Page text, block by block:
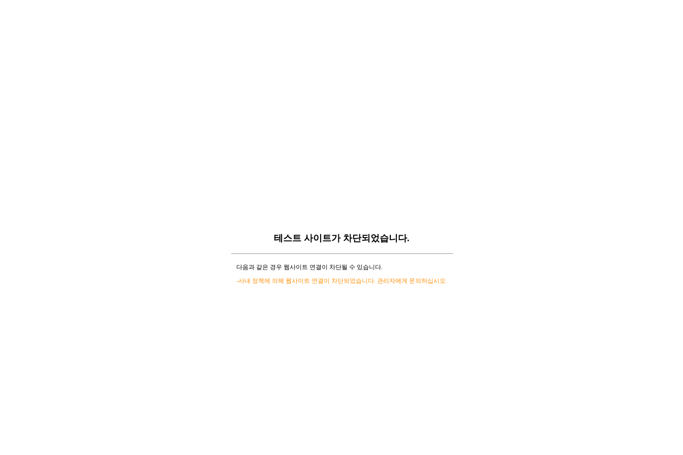
테스트 사이트가 차단되었습니다.
다음과 같은 경우 웹사이트 연결이 차단될 수 있습니다.
-사내 정책에 의해 웹사이트 연결이 차단되었습니다. 관리자에게 문의하십시오.